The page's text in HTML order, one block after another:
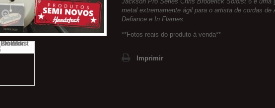
metal extremamente ágil para o artista de cordas de
Defiance e In Flames.
**Fotos reais do produto à venda**
Imprimir